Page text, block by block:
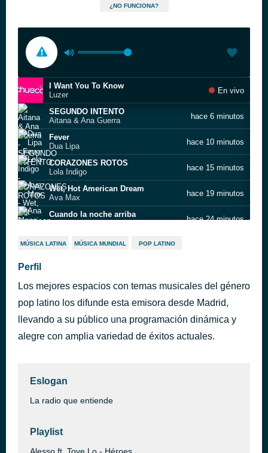
¿NO FUNCIONA?
I Want You To Know
Luzer
En vivo
SEGUNDO INTENTO
Aitana & Ana Guerra
hace 6 minutos
Fever
Dua Lipa
hace 10 minutos
CORAZONES ROTOS
Lola Indigo
hace 15 minutos
Wet, Hot American Dream
Ava Max
hace 19 minutos
Cuando la noche arriba
hace 24 minutos
LA REINA
Houdini
Dua Lipa
EL TONTO
Lola Indigo
hace 42 minutos
MÚSICA LATINA MÚSICA MUNDIAL POP LATINO
Perfil
Los mejores espacios con temas musicales del género
pop latino los difunde esta emisora desde Madrid,
llevando a su público una programación dinámica y
alegre con amplia variedad de éxitos actuales.
Eslogan
La radio que entiende
Playlist